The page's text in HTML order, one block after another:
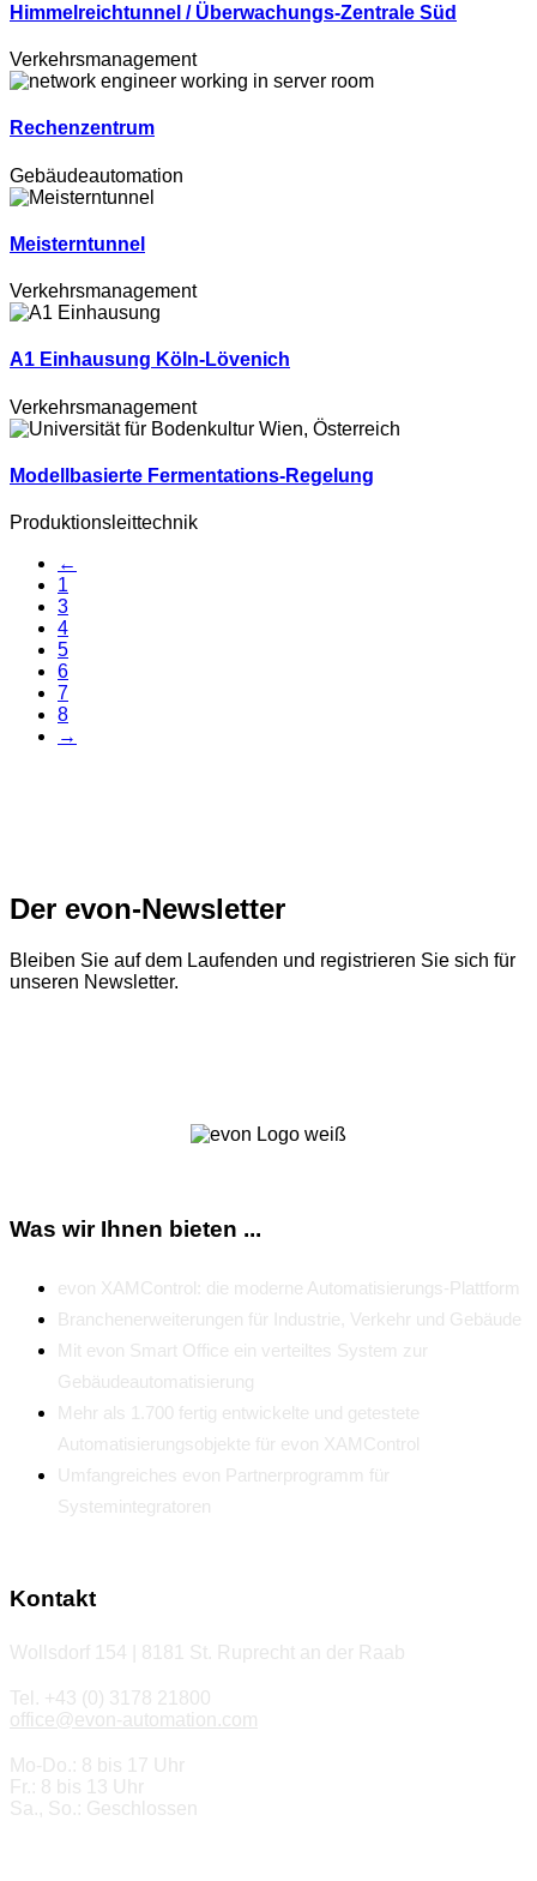
Himmelreichtunnel / Überwachungs-Zentrale Süd
Verkehrsmanagement
Rechenzentrum
Gebäudeautomation
Meisterntunnel
Verkehrsmanagement
A1 Einhausung Köln-Lövenich
Verkehrsmanagement
Modellbasierte Fermentations-Regelung
Produktionsleittechnik
←
1
3
4
5
6
7
8
→
Der evon-Newsletter
Bleiben Sie auf dem Laufenden und registrieren Sie sich für
unseren Newsletter.
Was wir Ihnen bieten ...
evon XAMControl: die moderne Automatisierungs-Plattform
Branchenerweiterungen für Industrie, Verkehr und Gebäude
Mit evon Smart Office ein verteiltes System zur
Gebäudeautomatisierung
Mehr als 1.700 fertig entwickelte und getestete
Automatisierungsobjekte für evon XAMControl
Umfangreiches evon Partnerprogramm für
Systemintegratoren
Kontakt
Wollsdorf 154 | 8181 St. Ruprecht an der Raab
Tel. +43 (0) 3178 21800
office@evon-automation.com
Mo-Do.: 8 bis 17 Uhr
Fr.: 8 bis 13 Uhr
Sa., So.: Geschlossen